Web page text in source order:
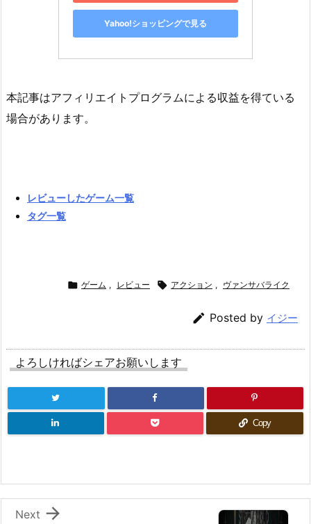
Yahoo!ショッピングで見る
本記事はアフィリエイトプログラムによる収益を得ている
場合があります。
レビューしたゲーム一覧
タグ一覧
 ゲーム , レビュー  アクション , ヴァンサバライク
 Posted by イジー
よろしければシェアお願いします
Copy

Next